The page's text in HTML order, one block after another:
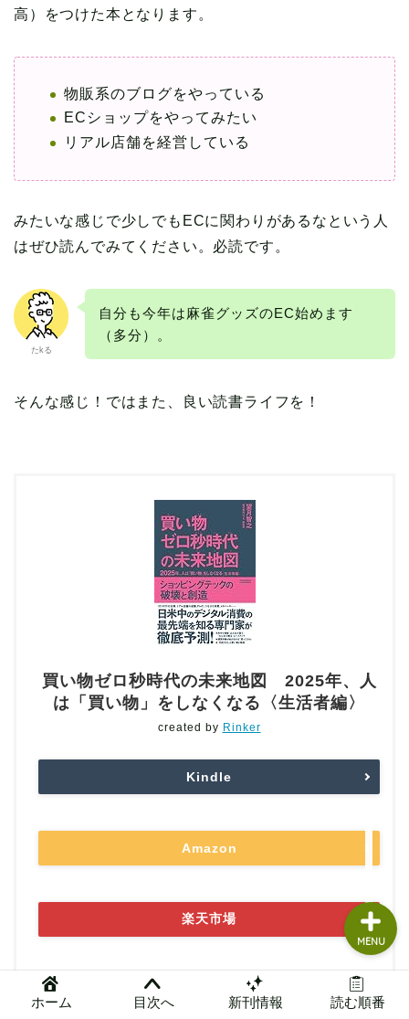
高）をつけた本となります。
物販系のブログをやっている
ECショップをやってみたい
リアル店舗を経営している
みたいな感じで少しでもECに関わりがあるなという人
はぜひ読んでみてください。必読です。
たkる
自分も今年は麻雀グッズのEC始めます
（多分）。
そんな感じ！ではまた、良い読書ライフを！
買い物ゼロ秒時代の未来地図 2025年、人
は「買い物」をしなくなる〈生活者編〉
created by Rinker
Kindle
Amazon
楽天市場
Yahooショッピング
ホーム
目次へ 新刊情報 読む順番
MENU
本の読み方
読書グッズ
本まとめ
本レビュー